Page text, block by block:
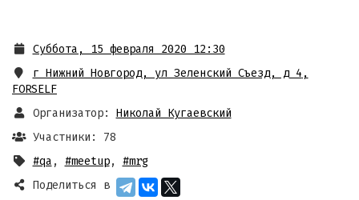
Суббота, 15 февраля 2020 12:30
г Нижний Новгород, ул Зеленский Съезд, д 4 ,
FORSELF
Организатор:
Николай Кугаевский
Участники: 78
#qa , #meetup, #mrg
Поделиться в